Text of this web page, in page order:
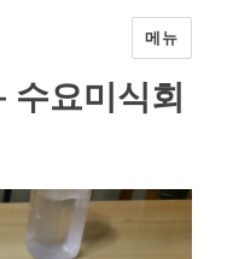
메뉴
수요미식회